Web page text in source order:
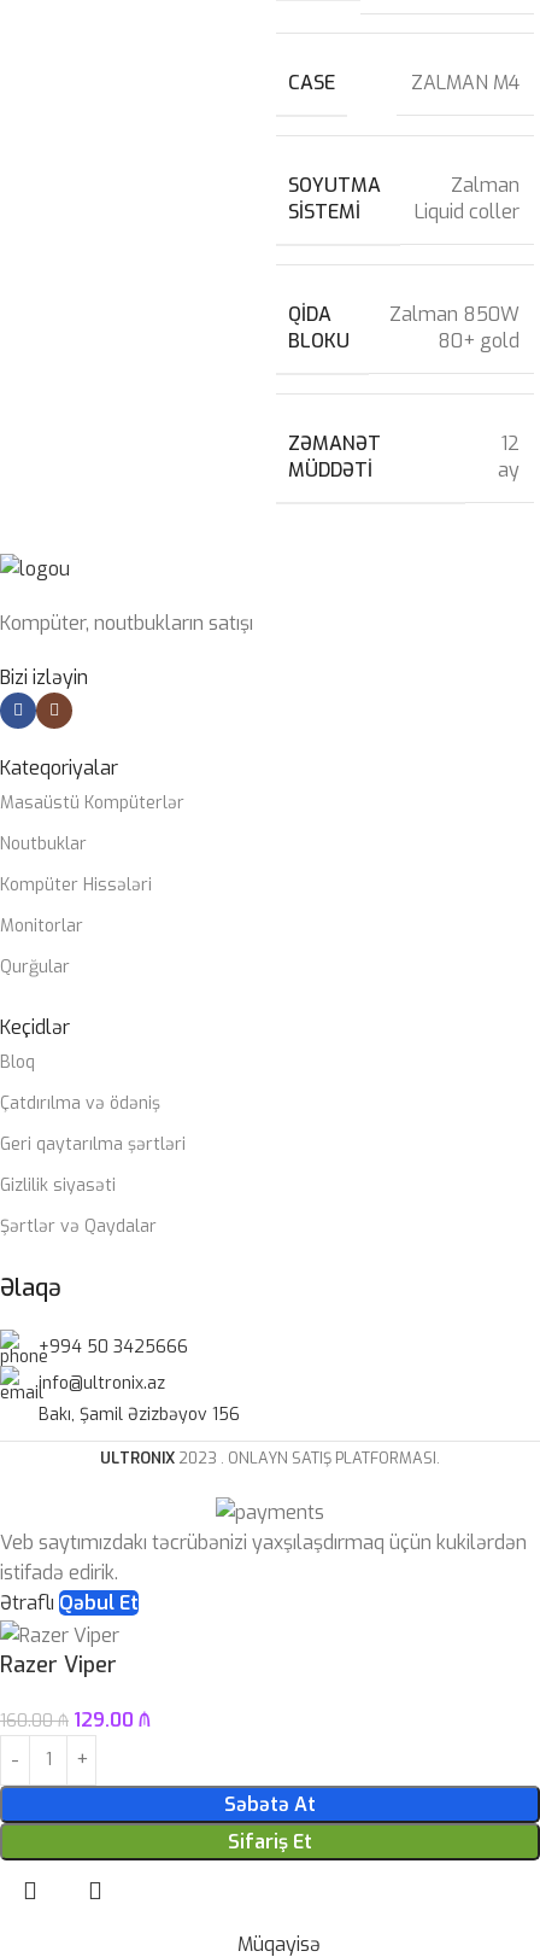
CASE ZALMAN M4
SOYUTMA
SISTEMI
Zalman
Liquid coller
QIDA
BLOKU
Zalman 850W
80+ gold
ZƏMANƏT
MÜDDƏTI
12
ay
Kompüter, noutbukların satışı
Bizi izləyin
Kateqoriyalar
Masaüstü Kompüterlər
Noutbuklar
Kompüter Hissələri
Monitorlar
Qurğular
Keçidlər
Bloq
Çatdırılma və ödəniş
Geri qaytarılma şərtləri
Gizlilik siyasəti
Şərtlər və Qaydalar
Əlaqə
+994 50 3425666
info@ultronix.az
Bakı, Şamil Əzizbəyov 156
ULTRONIX 2023 . ONLAYN SATIŞ PLATFORMASI.
Veb saytımızdakı təcrübənizi yaxşılaşdırmaq üçün kukilərdən
istifadə edirik.
Ətraflı Qəbul Et
Razer Viper
160.00₼ 129.00 ₼
Səbətə At
Sifariş Et
Müqayisə